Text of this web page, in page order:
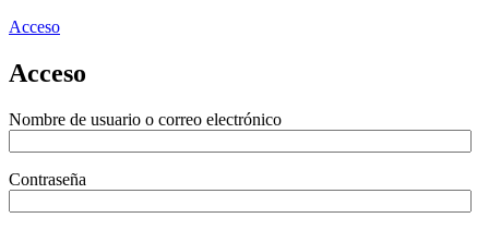
Acceso
Acceso
Nombre de usuario o correo electrónico
Contraseña